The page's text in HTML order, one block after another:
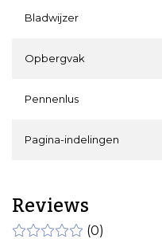
Bladwijzer
Opbergvak
Pennenlus
Pagina-indelingen
Reviews
(0)